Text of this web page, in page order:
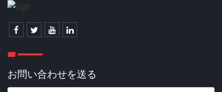
お問い合わせを送る